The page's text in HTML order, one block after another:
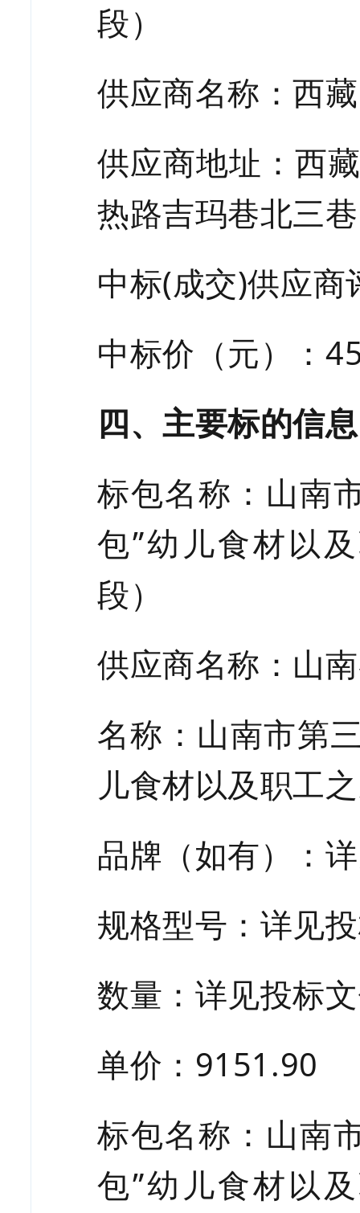
段）
供应商名称：西
供应商地址：西
热路吉玛巷北三巷
中标(成交)供应
中标价（元）：
四、主要标的信息
标包名称：山南
包”幼儿食材以
段）
供应商名称：山
名称：山南市第
儿食材以及职工
品牌（如有）：
规格型号：详见
数量： 详见投标
单价： 9151.90
标包名称：山南
包”幼儿食材以